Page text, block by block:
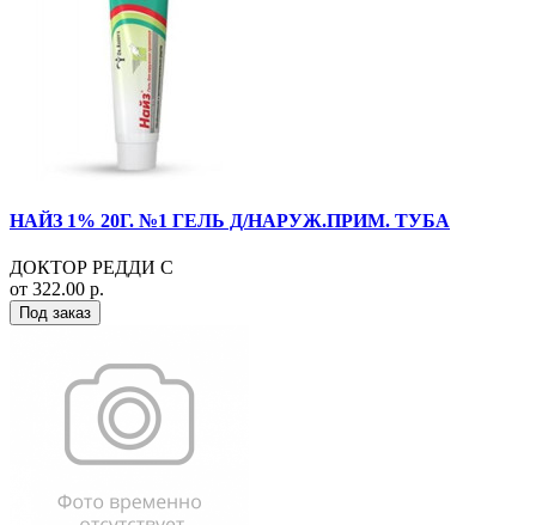
НАЙЗ 1% 20Г. №1 ГЕЛЬ Д/НАРУЖ.ПРИМ. ТУБА
ДОКТОР РЕДДИ С
от 322.00 р.
Под заказ